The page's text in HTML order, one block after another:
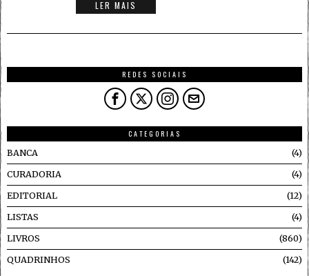
LER MAIS
REDES SOCIAIS
CATEGORIAS
BANCA
4
CURADORIA 4
EDITORIAL 12
LISTAS 4
LIVROS 860
QUADRINHOS 142